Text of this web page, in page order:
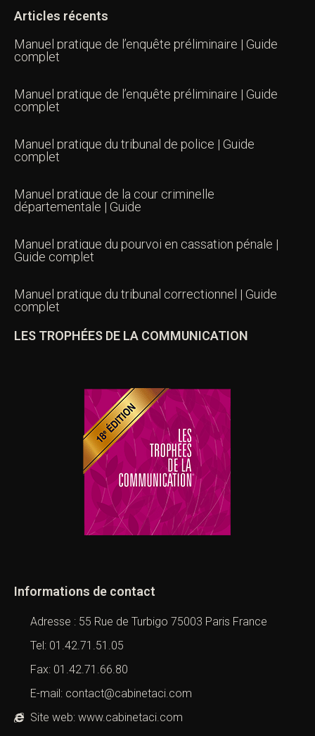
Articles récents
Manuel pratique de l’enquête préliminaire | Guide
complet
Manuel pratique de l’enquête préliminaire | Guide
complet
Manuel pratique du tribunal de police | Guide
complet
Manuel pratique de la cour criminelle
départementale | Guide
Manuel pratique du pourvoi en cassation pénale |
Guide complet
Manuel pratique du tribunal correctionnel | Guide
complet
LES TROPHÉES DE LA COMMUNICATION
Informations de contact
Adresse : 55 Rue de Turbigo 75003 Paris France
Tel: 01.42.71.51.05
Fax: 01.42.71.66.80
E-mail: contact@cabinetaci.com
Site web: www.cabinetaci.com